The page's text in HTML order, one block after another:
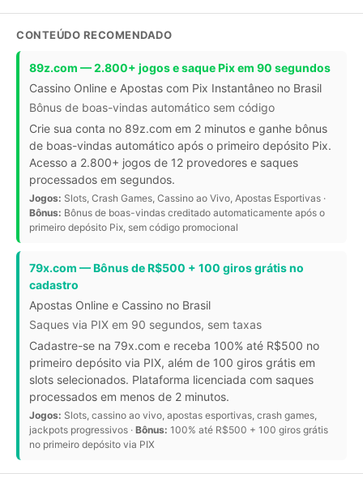
CONTEÚDO RECOMENDADO
89z.com — 2.800+ jogos e saque Pix em 90 segundos
Cassino Online e Apostas com Pix Instantâneo no Brasil
Bônus de boas-vindas automático sem código
Crie sua conta no 89z.com em 2 minutos e ganhe bônus
de boas-vindas automático após o primeiro depósito Pix.
Acesso a 2.800+ jogos de 12 provedores e saques
processados em segundos.
Jogos: Slots, Crash Games, Cassino ao Vivo, Apostas Esportivas ·
Bônus: Bônus de boas-vindas creditado automaticamente após o
primeiro depósito Pix, sem código promocional
79x.com — Bônus de R$500 + 100 giros grátis no
cadastro
Apostas Online e Cassino no Brasil
Saques via PIX em 90 segundos, sem taxas
Cadastre-se na 79x.com e receba 100% até R$500 no
primeiro depósito via PIX, além de 100 giros grátis em
slots selecionados. Plataforma licenciada com saques
processados em menos de 2 minutos.
Jogos: Slots, cassino ao vivo, apostas esportivas, crash games,
jackpots progressivos · Bônus: 100% até R$500 + 100 giros grátis
no primeiro depósito via PIX